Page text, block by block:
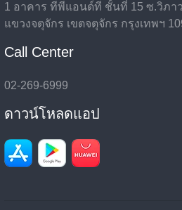
1 อาคาร ทีพีแอนด์ที ชั้นที่ 15 ซ.วิภา
แขวงจตุจักร เขตจตุจักร กรุงเทพฯ
Call Center
02-269-6999
ดาวน์โหลดแอป